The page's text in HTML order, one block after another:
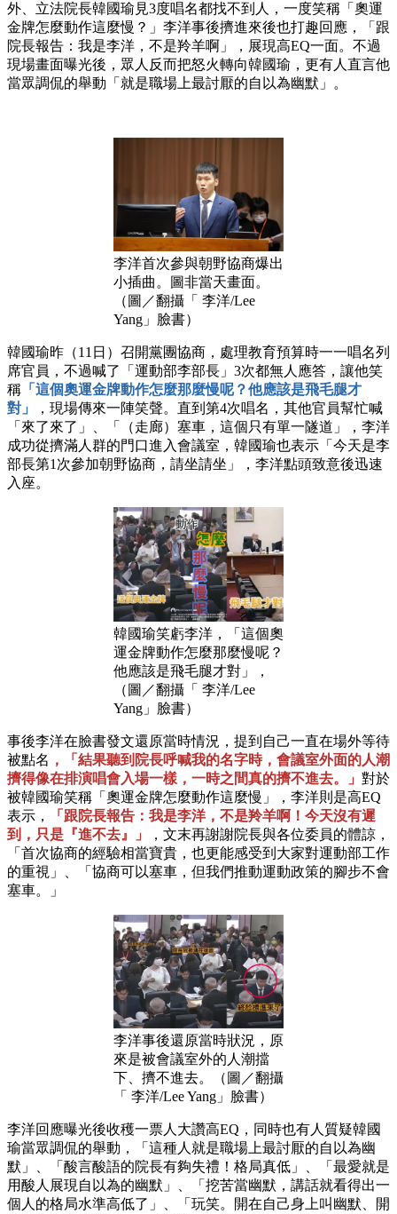
外、立法院長韓國瑜見3度唱名都找不到人，一度笑稱「奧運
金牌怎麼動作這麼慢？」李洋事後擠進來後也打趣回應，「跟
院長報告：我是李洋，不是羚羊啊」，展現高EQ一面。不過
現場畫面曝光後，眾人反而把怒火轉向韓國瑜，更有人直言他
當眾調侃的舉動「就是職場上最討厭的自以為幽默」。
李洋首次參與朝野協商爆出
小插曲。圖非當天畫面。
（圖／翻攝「 李洋/Lee
Yang」臉書）
韓國瑜昨（11日）召開黨團協商，處理教育預算時一一唱名列
席官員，不過喊了「運動部李部長」3次都無人應答，讓他笑
稱 「這個奧運金牌動作怎麼那麼慢呢？他應該是飛毛腿才
對」
，現場傳來一陣笑聲。直到第4次唱名，其他官員幫忙喊
「來了來了」、「（走廊）塞車，這個只有單一隧道」，李洋
成功從擠滿人群的門口進入會議室，韓國瑜也表示「今天是李
部長第1次參加朝野協商，請坐請坐」，李洋點頭致意後迅速
入座。
韓國瑜笑虧李洋，「這個奧
運金牌動作怎麼那麼慢呢？
他應該是飛毛腿才對」，
（圖／翻攝「 李洋/Lee
Yang」臉書）
事後李洋在臉書發文還原當時情況，提到自己一直在場外等待
被點名 ，「結果聽到院長呼喊我的名字時，會議室外面的人潮
擠得像在排演唱會入場一樣，一時之間真的擠不進去。」 對於
被韓國瑜笑稱「奧運金牌怎麼動作這麼慢」，李洋則是高EQ
表示，
「跟院長報告：我是李洋，不是羚羊啊！今天沒有遲
到，只是『進不去』」
，文末再謝謝院長與各位委員的體諒，
「首次協商的經驗相當寶貴，也更能感受到大家對運動部工作
的重視」、「協商可以塞車，但我們推動運動政策的腳步不會
塞車。」
李洋事後還原當時狀況，原
來是被會議室外的人潮擋
下、擠不進去。（圖／翻攝
「 李洋/Lee Yang」臉書）
李洋回應曝光後收穫一票人大讚高EQ，同時也有人質疑韓國
瑜當眾調侃的舉動，「這種人就是職場上最討厭的自以為幽
默」、「酸言酸語的院長有夠失禮！格局真低」、「最愛就是
用酸人展現自以為的幽默」、「挖苦當幽默，講話就看得出一
個人的格局水準高低了」、「玩笑。開在自己身上叫幽默、開